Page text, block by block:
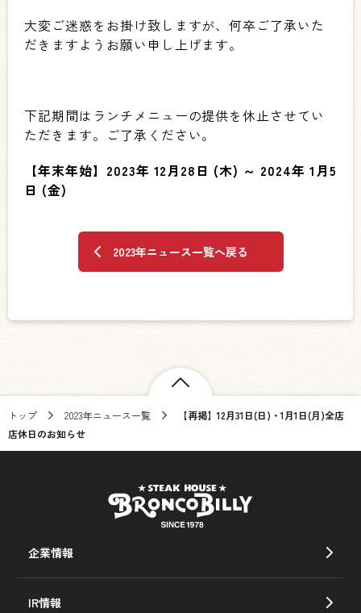
大変ご迷惑をお掛け致しますが、何卒ご了承いた
だきますようお願い申し上げます。
下記期間はランチメニューの提供を休止させてい
ただきます。ご了承ください。
【年末年始】2023年 12月28日 (木) ～ 2024年 1月5
日 (金)
2023年ニュース一覧へ戻る
トップ 2023年ニュース一覧
【再掲】12月31日(日)・1月1日(月)全店
店休日のお知らせ
企業情報
IR情報